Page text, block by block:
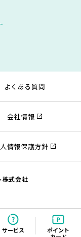
サービス
ポイント
よくある質問
会社情報
情報保護方針
株式会社